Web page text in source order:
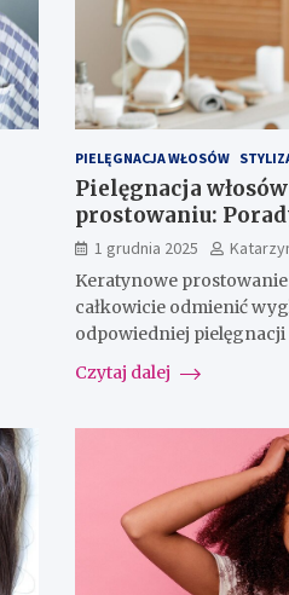
PIELĘGNACJA WŁOSÓW
Pielęgnacja
prostowaniu:
1 grudnia 2025
Keratynowe
całkowicie odmienić
odpowiedniej
Czytaj dalej